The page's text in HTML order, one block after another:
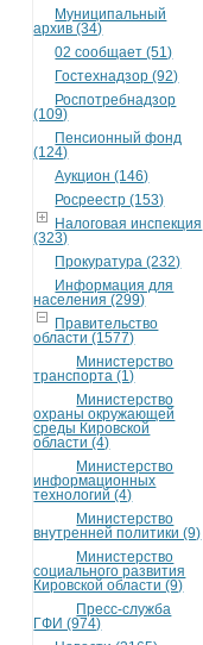
Муниципальный
архив (34)
02 сообщает (51)
Гостехнадзор (92)
Роспотребнадзор
(109)
Пенсионный фонд
(124)
Аукцион (146)
Росреестр (153)
Налоговая инспекция
(323)
Прокуратура (232)
Информация для
населения (299)
Правительство
области (1577)
Министерство
транспорта (1)
Министерство
охраны окружающей
среды Кировской
области (4)
Министерство
информационных
технологий (4)
Министерство
внутренней политики (9)
Министерство
социального развития
Кировской области (9)
Пресс-служба
ГФИ (974)